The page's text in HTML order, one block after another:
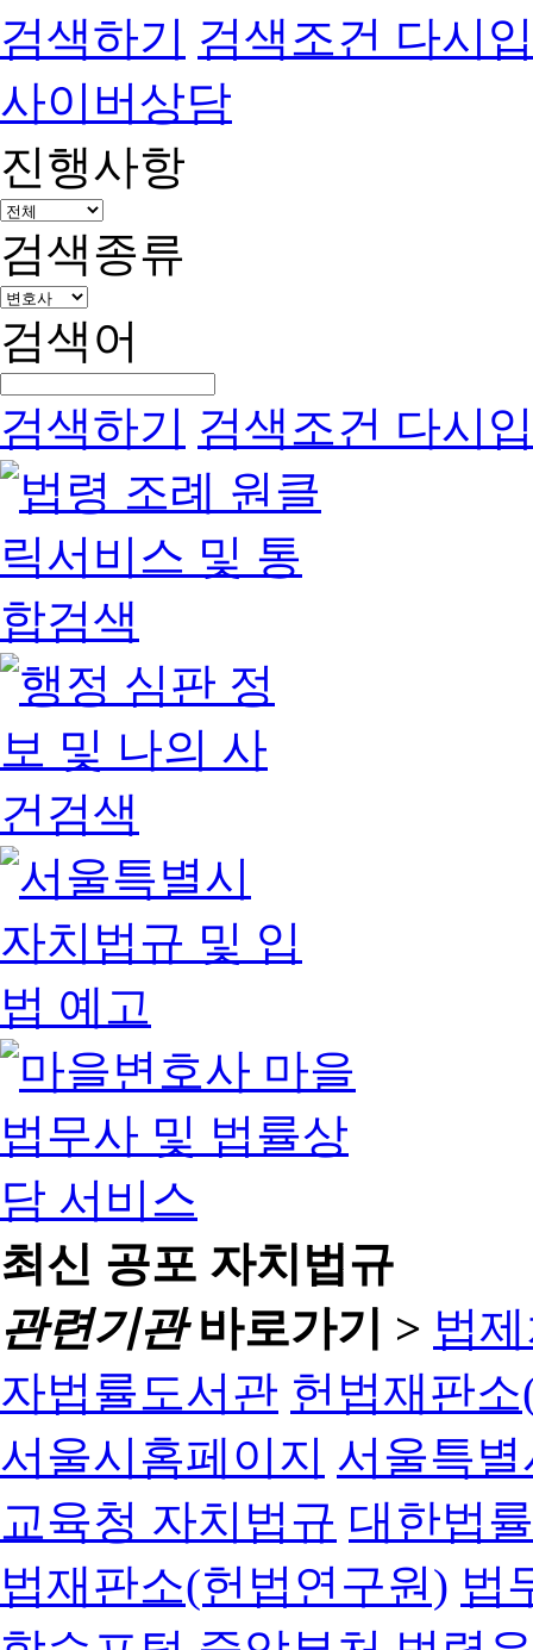
검색하기 검색조건 다시
사이버상담
진행사항
검색종류
검색어
검색하기 검색조건 다시
최신 공포 자치법규
관련기관바로가기 > 법
자법률도서관 헌법재판
서울시홈페이지 서울특
교육청 자치법규 대한법
법재판소(헌법연구원) 법